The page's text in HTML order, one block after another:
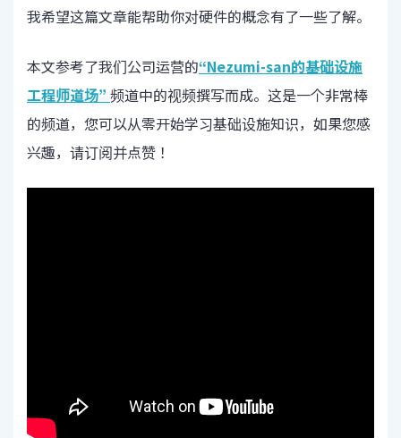
我希望这篇文章能帮助你对硬件的概念有了一些了解。
本文参考了我们公司运营的“Nezumi-san的基础设施
工程师道场” 频道中的视频撰写而成。这是一个非常棒
的频道，您可以从零开始学习基础设施知识，如果您感
兴趣，请订阅并点赞！